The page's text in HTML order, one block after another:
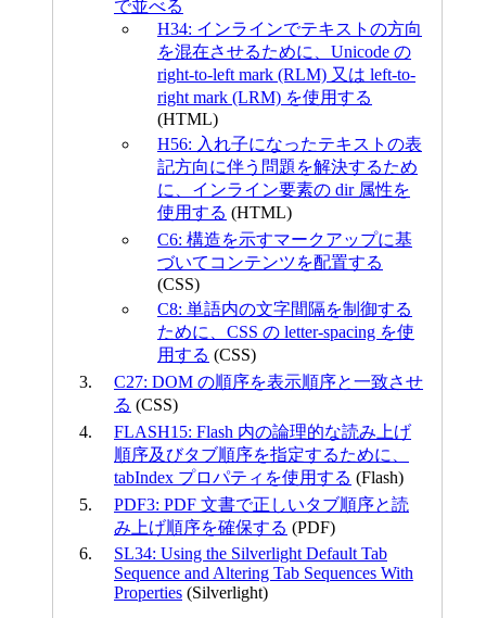
で並べる
H34: インラインでテキストの方向
を混在させるために、Unicode の
right-to-left mark (RLM) 又は left-to-
right mark (LRM) を使用する
(HTML)
H56: 入れ子になったテキストの表
記方向に伴う問題を解決するため
に、インライン要素の dir 属性を
使用する (HTML)
C6: 構造を示すマークアップに基
づいてコンテンツを配置する
(CSS)
C8: 単語内の文字間隔を制御する
ために、CSS の letter-spacing を使
用する (CSS)
C27: DOM の順序を表示順序と一致させ
る (CSS)
FLASH15: Flash 内の論理的な読み上げ
順序及びタブ順序を指定するために、
tabIndex プロパティを使用する (Flash)
PDF3: PDF 文書で正しいタブ順序と読
み上げ順序を確保する (PDF)
SL34: Using the Silverlight Default Tab
Sequence and Altering Tab Sequences With
Properties (Silverlight)